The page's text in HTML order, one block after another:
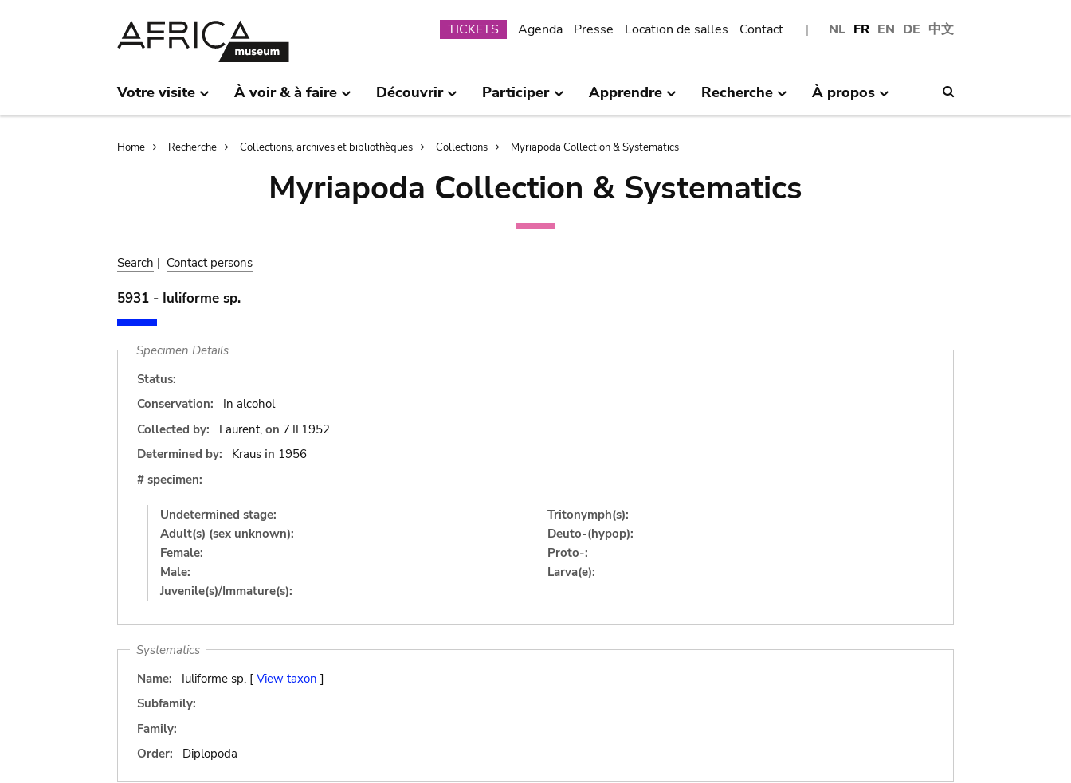
NL FR EN DE 中文
Submenu
TICKETS Agenda Presse Location de salles Contact
Votre visite À voir & à faire Découvrir Participer Apprendre Recherche À propos
Breadcrumb
Home Recherche Collections, archives et bibliothèques Collections Myriapoda Collection & Systematics
Myriapoda Collection & Systematics
Search | Contact persons
5931 - Iuliforme sp.
Specimen Details
Status:
Conservation:
In alcohol
Collected by:
Laurent, on 7.II.1952
Determined by:
Kraus in 1956
# specimen:
Undetermined stage:
Adult(s) (sex unknown):
Female:
Male:
Juvenile(s)/Immature(s):
Tritonymph(s):
Deuto-(hypop):
Proto-:
Larva(e):
Systematics
Name:
Iuliforme sp. [ View taxon ]
Subfamily:
Family:
Order:
Diplopoda